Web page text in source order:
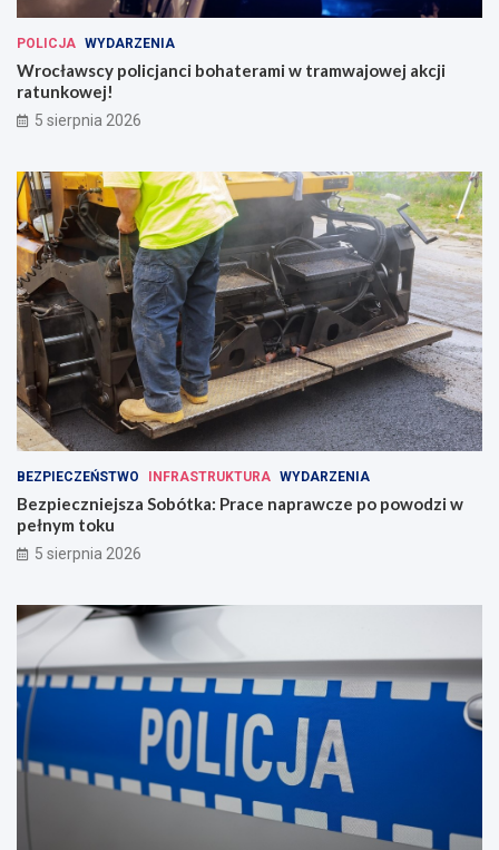
POLICJA WYDARZENIA
Wrocławscy policjanci bohaterami w tramwajowej akcji
ratunkowej!
5 sierpnia 2026
BEZPIECZEŃSTWO INFRASTRUKTURA WYDARZENIA
Bezpieczniejsza Sobótka: Prace naprawcze po powodzi w
pełnym toku
5 sierpnia 2026